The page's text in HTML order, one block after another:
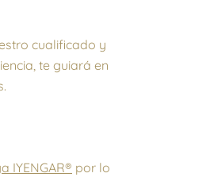
cualificado y
te guiará en
IYENGAR® por lo